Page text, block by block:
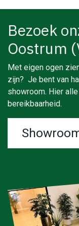
Bezoek
Oostrum
Met eigen ogen
zijn? Je bent van
showroom. Hier
bereikbaarheid.